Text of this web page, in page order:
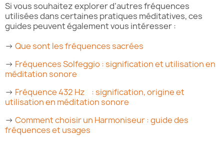
Si vous souhaitez explorer d’autres fréquences
utilisées dans certaines pratiques méditatives, ces
guides peuvent également vous intéresser :
→ Que sont les fréquences sacrées
→ Fréquences Solfeggio : signification et utilisation en
méditation sonore
→ Fréquence 432 Hz : signification, origine et
utilisation en méditation sonore
→ Comment choisir un Harmoniseur : guide des
fréquences et usages